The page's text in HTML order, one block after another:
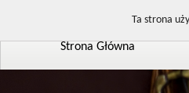
Strona Główna
Ta strona